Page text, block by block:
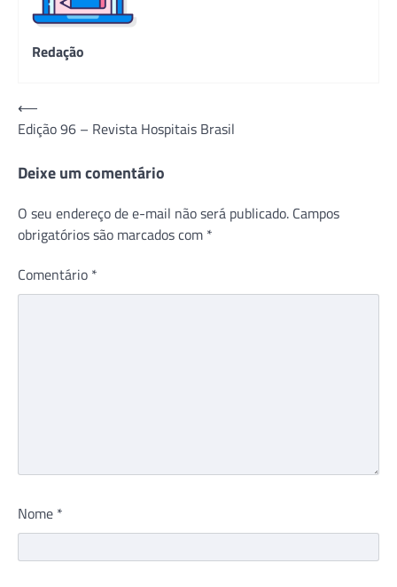
Redação
Navegação
de
Post
⟵
Edição 96 – Revista Hospitais Brasil
Deixe um comentário
O seu endereço de e-mail não será publicado. Campos
obrigatórios são marcados com *
Comentário *
Nome *